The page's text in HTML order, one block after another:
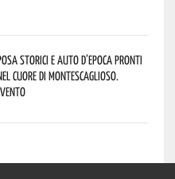
storici e auto d’epoca pronti
cuore di Montescaglioso.